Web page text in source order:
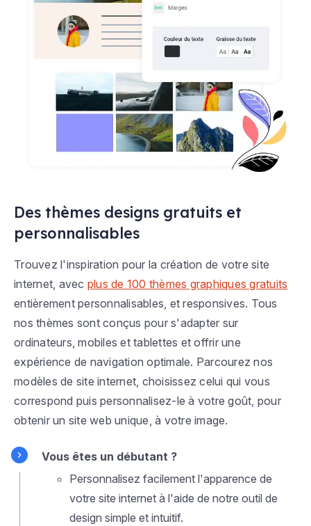
Des thèmes designs gratuits et
personnalisables
Trouvez l'inspiration pour la création de votre site
internet, avec plus de 100 thèmes graphiques gratuits
entièrement personnalisables, et responsives. Tous
nos thèmes sont conçus pour s'adapter sur
ordinateurs, mobiles et tablettes et offrir une
expérience de navigation optimale. Parcourez nos
modèles de site internet, choisissez celui qui vous
correspond puis personnalisez-le à votre goût, pour
obtenir un site web unique, à votre image.
Vous êtes un débutant ?
Personnalisez facilement l'apparence de
votre site internet à l'aide de notre outil de
design simple et intuitif.